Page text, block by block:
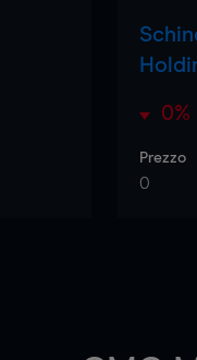
0%
Prezzo
0